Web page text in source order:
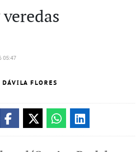
05:47
FLORES